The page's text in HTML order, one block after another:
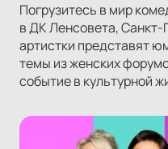
Погрузитесь в мир
в ДК Ленсовета, Санкт-
артистки представят
темы из женских
событие в культурной